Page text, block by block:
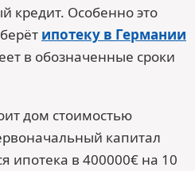
кредит. Особенно это
ипотеку в Германии
в обозначенные сроки
дом стоимостью
капитал
ипотека в 400000€ на 10